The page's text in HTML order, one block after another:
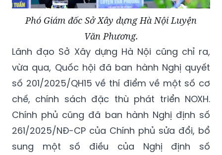
Phó Giám đốc Sở Xây dựng Hà Nội Luyện
Văn Phương.
Lãnh đạo Sở Xây dựng Hà Nội cũng chỉ ra,
vừa qua, Quốc hội đã ban hành Nghị quyết
số 201/2025/QH15 về thí điểm về một số cơ
chế, chính sách đặc thù phát triển NOXH.
Chính phủ cũng đã ban hành Nghị định số
261/2025/NĐ-CP của Chính phủ sửa đổi, bổ
sung một số điều của Nghị định số